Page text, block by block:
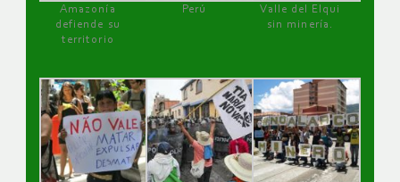
Amazonía
defiende su
territorio
Perú
Valle del Elqui
sin minería.